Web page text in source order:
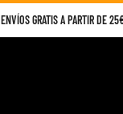
ENVÍOS GRATIS A PARTIR DE